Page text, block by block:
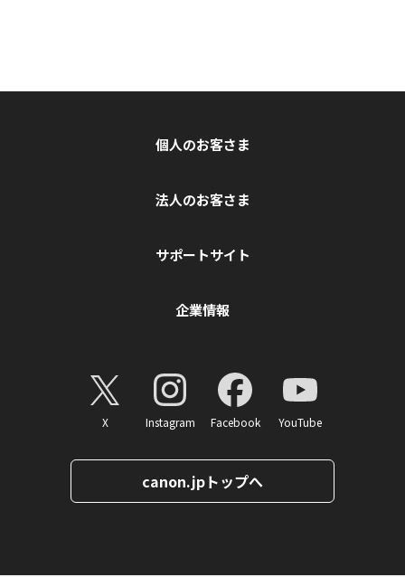
個人のお客さま
法人のお客さま
サポートサイト
企業情報
X Instagram Facebook YouTube
canon.jpトップへ